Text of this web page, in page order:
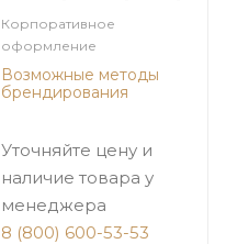
Корпоративное
оформление
Возможные методы
брендирования
Уточняйте цену и
наличие товара у
менеджера
8 (800) 600-53-53